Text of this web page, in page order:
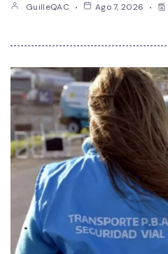
GuilleQAC Ago 7, 2026